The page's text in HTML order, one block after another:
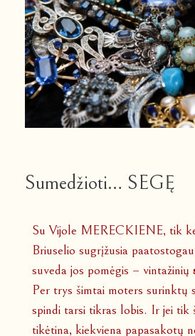
Sumedžioti… SEGĘ
Su Vijole MERECKIENE, tik
Briuselio sugrįžusia
suveda jos pomėgis – vintažinių
Per trys šimtai moters surinktų
spindi tarsi tikras lobis. Ir jei tik
tikėtina, kiekviena papasakotų